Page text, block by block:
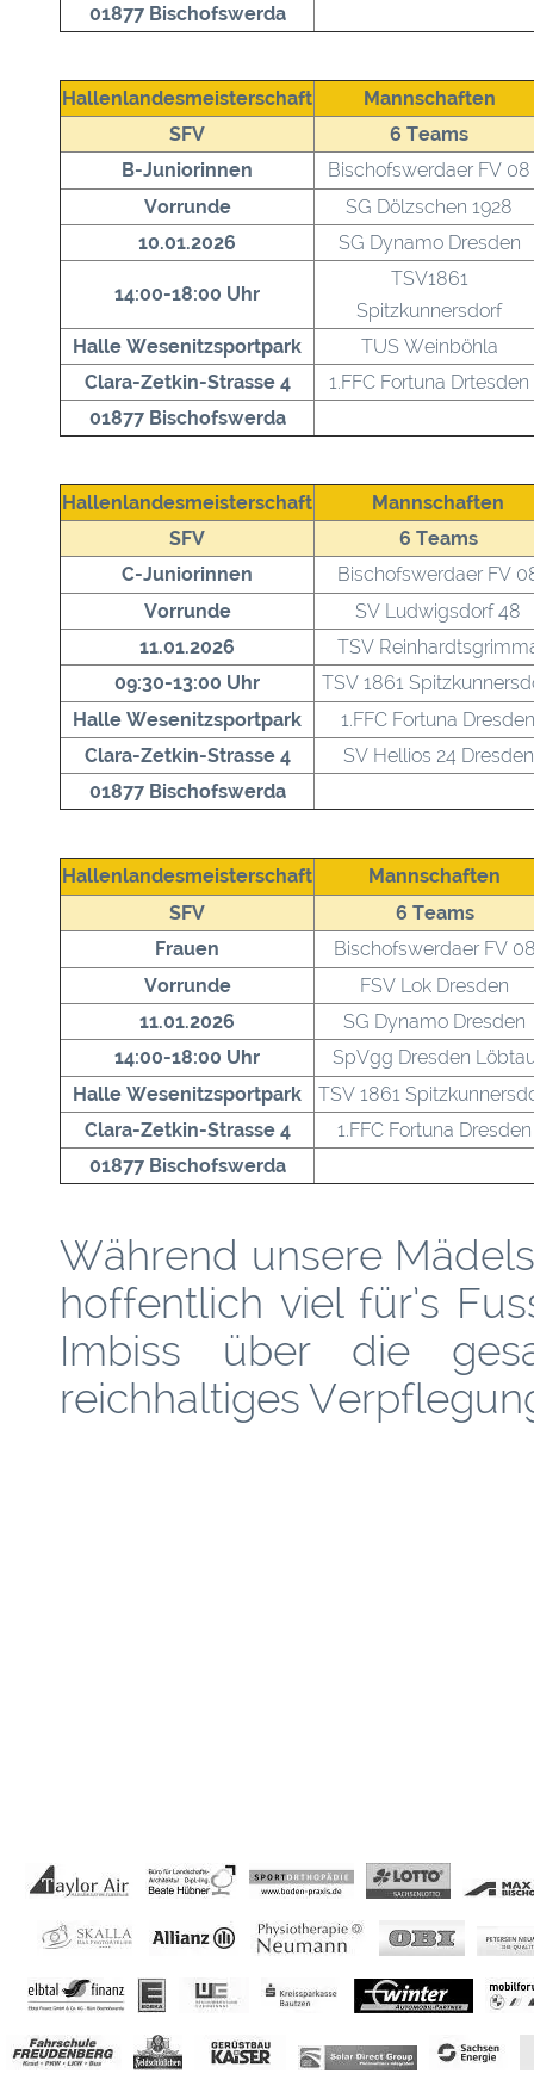
01877 Bischofswerda
Hallenlandesmeisterschaft
Mannschaften
SFV
6 Teams
B-Juniorinnen
Bischofswerdaer FV 08
Vorrunde
SG Dölzschen 1928
10.01.2026
SG Dynamo Dresden
14:00-18:00 Uhr
TSV1861
Spitzkunnersdorf
Halle Wesenitzsportpark
TUS Weinböhla
Clara-Zetkin-Strasse 4
1.FFC Fortuna Drtesden
01877 Bischofswerda
Hallenlandesmeisterschaft
Mannschaften
SFV
6 Teams
C-Juniorinnen
Bischofswerdaer FV
Vorrunde
SV Ludwigsdorf 48
11.01.2026
TSV
09:30-13:00 Uhr
TSV 1861
Halle Wesenitzsportpark
1.FFC Fortuna Dresden
Clara-Zetkin-Strasse 4
SV Hellios 24 Dresden
01877 Bischofswerda
Hallenlandesmeisterschaft
Mannschaften
SFV
6 Teams
Frauen
Bischofswerdaer FV
Vorrunde
FSV Lok Dresden
11.01.2026
SG Dynamo Dresden
14:00-18:00 Uhr
SpVgg Dresden
Halle Wesenitzsportpark
TSV 1861
Clara-Zetkin-Strasse 4
1.FFC Fortuna Dresden
01877 Bischofswerda
Während unsere
hoffentlich viel für’s
Imbiss über die
reichhaltiges